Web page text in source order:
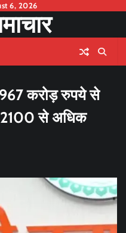
6, 2026
करोड़ रुपये से
2100 से अधिक